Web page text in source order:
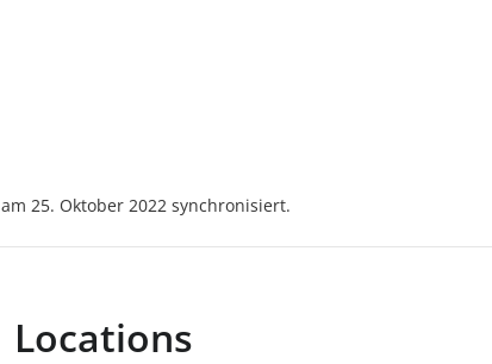
am 25. Oktober 2022 synchronisiert.
Locations